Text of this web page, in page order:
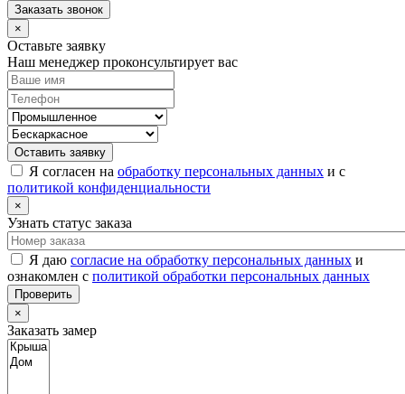
Заказать звонок
×
Оставьте заявку
Наш менеджер проконсультирует вас
Оставить заявку
Я согласен на обработку персональных данных и с
политикой конфиденциальности
×
Узнать статус заказа
Я даю согласие на обработку персональных данных и
ознакомлен с политикой обработки персональных данных
Проверить
×
Заказать замер